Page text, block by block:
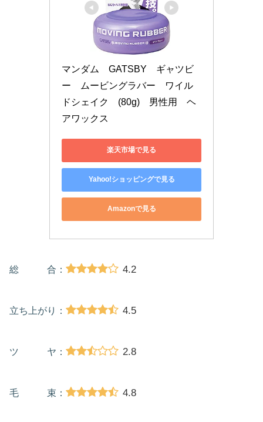
マンダム　GATSBY　ギャツビ
ー　ムービングラバー　ワイル
ドシェイク　(80g)　男性用　ヘ
アワックス
楽天市場で見る
Yahoo!ショッピングで見る
Amazonで見る
総 合： 4.2
立ち上がり： 4.5
ツ ヤ： 2.8
毛 束： 4.8